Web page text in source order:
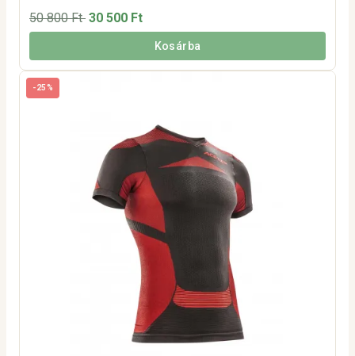
50 800 Ft 30 500 Ft
Kosárba
-25%